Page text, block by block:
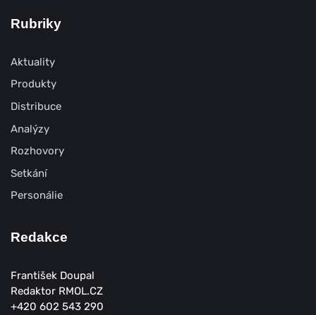
Rubriky
Aktuality
Produkty
Distribuce
Analýzy
Rozhovory
Setkání
Personálie
Redakce
František Doupal
Redaktor RMOL.CZ
+420 602 543 290